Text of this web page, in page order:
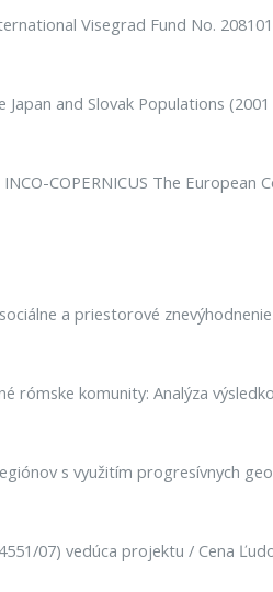
Visegrad Fund No.
and Slovak Populations
COPERNICUS The European
a priestorové
rómske komunity: Analýza
s využitím progresívnych
07) vedúca projektu / Cena